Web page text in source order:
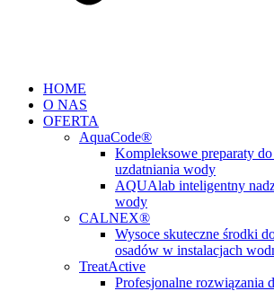
HOME
O NAS
OFERTA
AquaCode®
Kompleksowe preparaty
uzdatniania wody
AQUAlab inteligentny
wody
CALNEX®
Wysoce skuteczne środki
osadów w instalacjach
TreatActive
Profesjonalne rozwiązania